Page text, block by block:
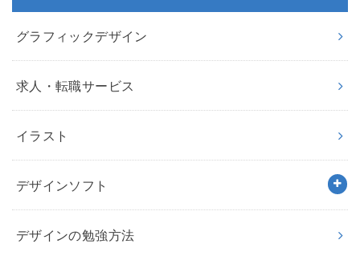
グラフィックデザイン
求人・転職サービス
イラスト
デザインソフト
デザインの勉強方法